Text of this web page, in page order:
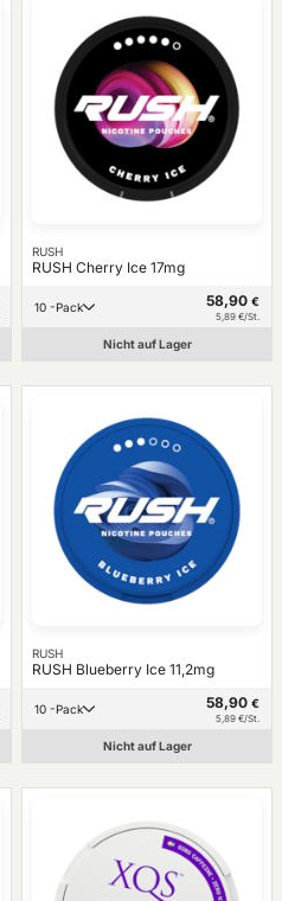
RUSH
RUSH Cherry Ice 17mg
10 -Pack 58,90 €
5,89 €/St.
Nicht auf Lager
RUSH
RUSH Blueberry Ice 11,2mg
10 -Pack 58,90 €
5,89 €/St.
Nicht auf Lager